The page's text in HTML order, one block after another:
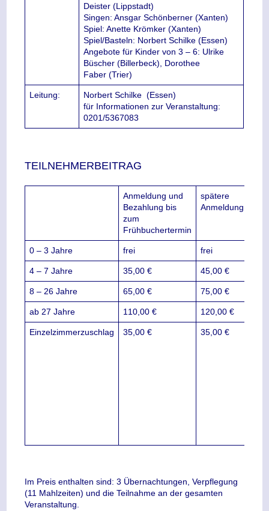
Deister (Lippstadt)
Singen: Ansgar Schönberner (Xanten)
Spiel: Anette Krömker (Xanten)
Spiel/Basteln: Norbert Schilke (Essen)
Angebote für Kinder von 3 – 6: Ulrike
Büscher (Billerbeck), Dorothee
Faber (Trier)
Leitung: Norbert Schilke (Essen)
für Informationen zur Veranstaltung:
0201/5367083
TEILNEHMERBEITRAG
Anmeldung und
Bezahlung bis
zum
Frühbuchertermin
spätere
Anmeldung
0 – 3 Jahre frei frei
4 – 7 Jahre 35,00 € 45,00 €
8 – 26 Jahre 65,00 € 75,00 €
ab 27 Jahre 110,00 € 120,00 €
Einzelzimmerzuschlag 35,00 € 35,00 €
Im Preis enthalten sind: 3 Übernachtungen, Verpflegung
(11 Mahlzeiten) und die Teilnahme an der gesamten
Veranstaltung.